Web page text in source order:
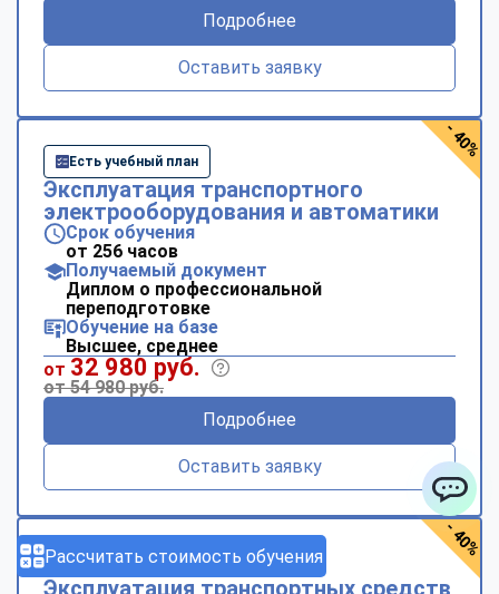
Рассчитать стоимость обучения
Подробнее
Оставить заявку
Есть учебный план
Эксплуатация транспортного
электрооборудования и автоматики
Срок обучения
от 256 часов
Получаемый документ
Диплом о профессиональной
переподготовке
Обучение на базе
Высшее, среднее
от 32 980 руб.
от 54 980 руб.
Подробнее
Оставить заявку
- 40%
Есть учебный план
Эксплуатация транспортных средств
- 40%
ChatApp